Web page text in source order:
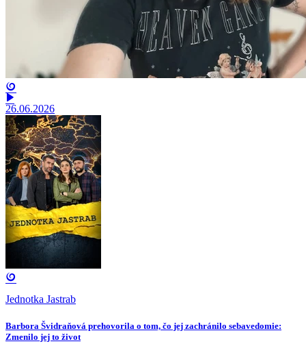
26.06.2026
Jednotka Jastrab
Barbora Švidraňová prehovorila o tom, čo jej zachránilo sebavedomie:
Zmenilo jej to život